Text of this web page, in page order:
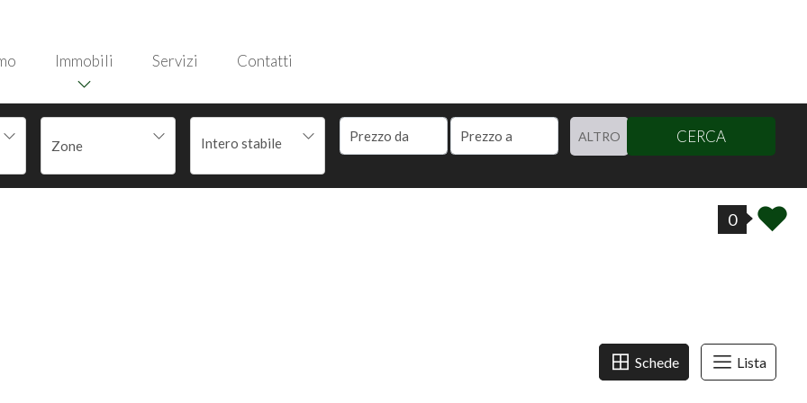
Immobili Servizi Contatti
Intero stabile ALTRO CERCA
0
Schede Lista